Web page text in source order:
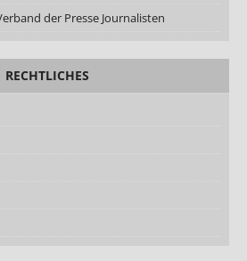
der Presse Journalisten
RECHTLICHES